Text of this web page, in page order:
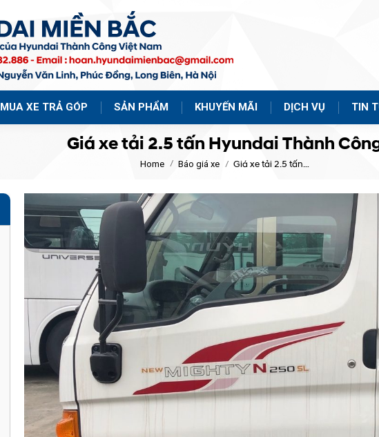
MUA XE TRẢ GÓP SẢN PHẨM KHUYẾN MÃI DỊCH VỤ TIN
Giá xe tải 2.5 tấn Hyundai Thành
You are here:
Home Báo giá xe Giá xe tải 2.5 tấn…